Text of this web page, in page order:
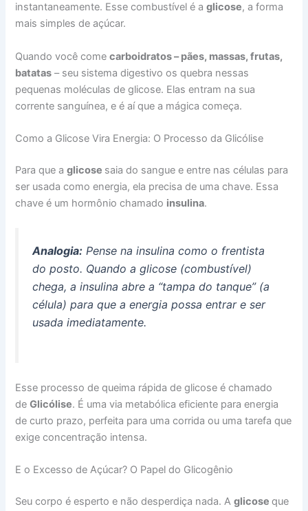
instantaneamente. Esse combustível é aglicose, a forma
mais simples de açúcar.
Quando você comecarboidratos – pães, massas, frutas,
batatas – seu sistema digestivo os quebra nessas
pequenas moléculas de glicose. Elas entram na sua
corrente sanguínea, e é aí que a mágica começa.
Como a Glicose Vira Energia: O Processo da Glicólise
Para que aglicose saia do sangue e entre nas células para
ser usada como energia, ela precisa de uma chave. Essa
chave é um hormônio chamado insulina.
Analogia: Pense na insulina como o frentista
do posto. Quando a glicose (combustível)
chega, a insulina abre a “tampa do tanque” (a
célula) para que a energia possa entrar e ser
usada imediatamente.
Esse processo de queima rápida de glicose é chamado
deGlicólise. É uma via metabólica eficiente para energia
de curto prazo, perfeita para uma corrida ou uma tarefa que
exige concentração intensa.
E o Excesso de Açúcar? O Papel do Glicogênio
Seu corpo é esperto e não desperdiça nada. Aglicoseque